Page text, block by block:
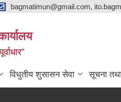
bagmatimun@gmail.com,
विधुतीय शुसासन सेवा सूचना